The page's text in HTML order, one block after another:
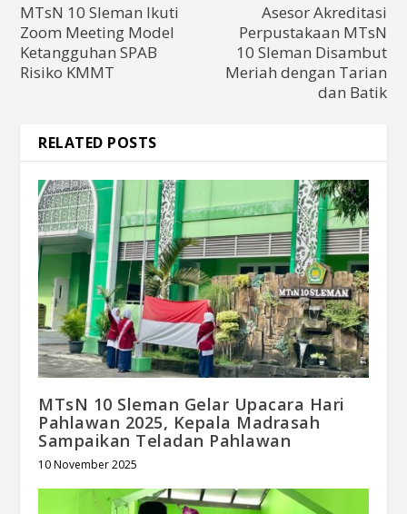
MTsN 10 Sleman Ikuti
Zoom Meeting Model
Ketangguhan SPAB
Risiko KMMT
Asesor Akreditasi
Perpustakaan MTsN
10 Sleman Disambut
Meriah dengan Tarian
dan Batik
RELATED POSTS
MTsN 10 Sleman Gelar Upacara Hari
Pahlawan 2025, Kepala Madrasah
Sampaikan Teladan Pahlawan
10 November 2025